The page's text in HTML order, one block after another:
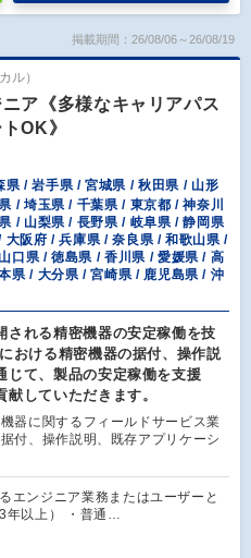
掲載期間：26/08/06～26/08/19
ル）
ア《多様なキャリアパス
OK》
県 / 岩手県 / 宮城県 / 秋田県 / 山形
/ 埼玉県 / 千葉県 / 東京都 / 神奈川
/ 山梨県 / 長野県 / 岐阜県 / 静岡県
阪府 / 兵庫県 / 奈良県 / 和歌山県 /
口県 / 徳島県 / 香川県 / 愛媛県 / 高
県 / 大分県 / 宮崎県 / 鹿児島県 / 沖
される精密機器の安定稼働を技
おける精密機器の据付、操作説
じて、製品の安定稼働を支援
していただきます。
器に関するフィールドサービス業
付、操作説明、既存アプリケーシ
エンジニア業務またはユーザーと
年以上） ・普通…